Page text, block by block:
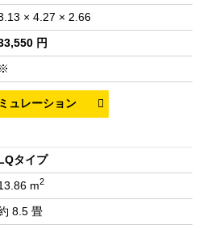
× 4.27 × 2.66
円
※
タイプ
m2
8.5 畳